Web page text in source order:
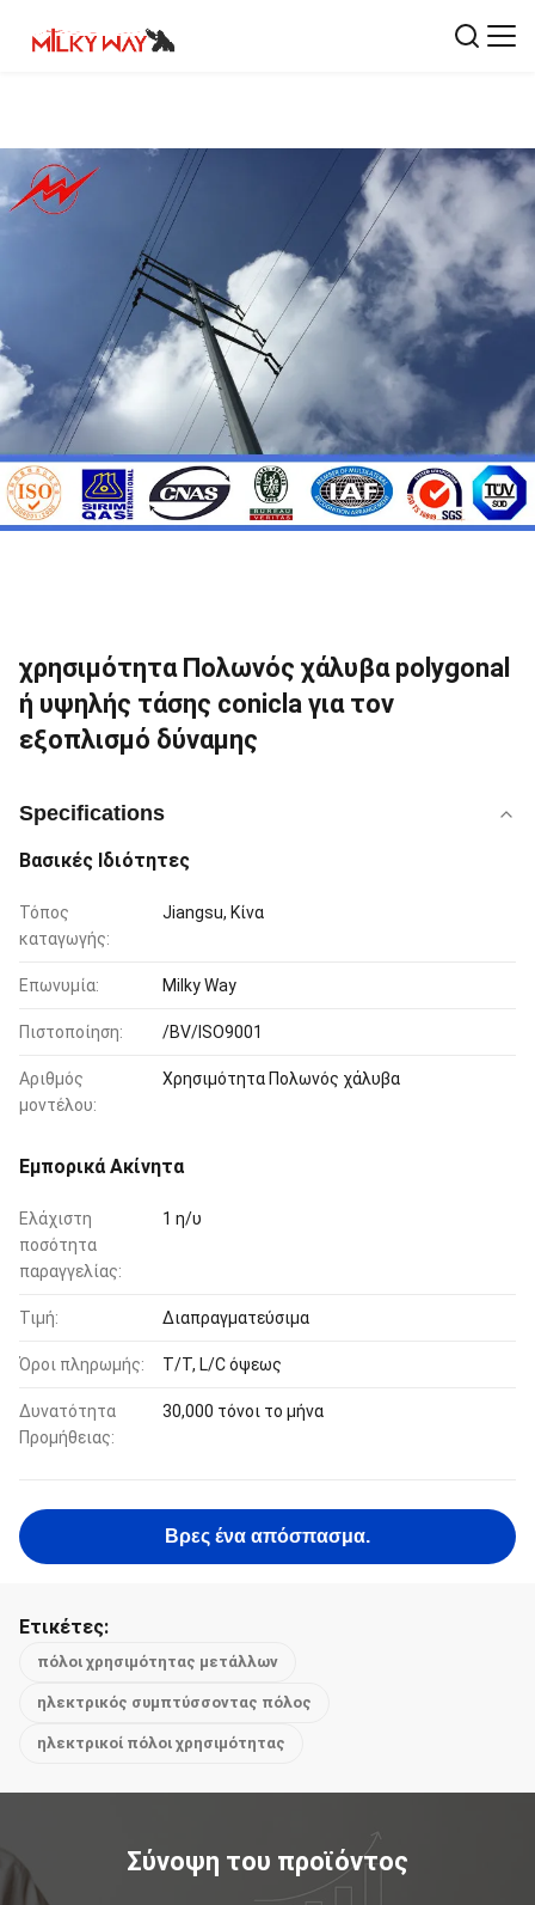
χρησιμότητα Πολωνός χάλυβα polygonal
ή υψηλής τάσης conicla για τον
εξοπλισμό δύναμης
Specifications
Βασικές Ιδιότητες
Τόπος
καταγωγής:
Jiangsu, Κίνα
Επωνυμία: Milky Way
Πιστοποίηση: /BV/ISO9001
Αριθμός
μοντέλου:
Χρησιμότητα Πολωνός χάλυβα
Εμπορικά Ακίνητα
Ελάχιστη
ποσότητα
παραγγελίας:
1 η/υ
Τιμή: Διαπραγματεύσιμα
Όροι πληρωμής: T/T, L/C όψεως
Δυνατότητα
Προμήθειας:
30,000 τόνοι το μήνα
Βρες ένα απόσπασμα.
Ετικέτες:
πόλοι χρησιμότητας μετάλλων
ηλεκτρικός συμπτύσσοντας πόλος
ηλεκτρικοί πόλοι χρησιμότητας
Σύνοψη του προϊόντος